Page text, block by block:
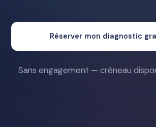
Réserver mon diagnostic
Sans engagement — créneau